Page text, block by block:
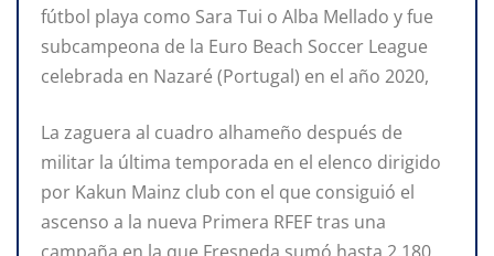
fútbol playa como Sara Tui o Alba Mellado y fue
subcampeona de la Euro Beach Soccer League
celebrada en Nazaré (Portugal) en el año 2020,
La zaguera al cuadro alhameño después de
militar la última temporada en el elenco dirigido
por Kakun Mainz club con el que consiguió el
ascenso a la nueva Primera RFEF tras una
campaña en la que Fresneda sumó hasta 2.180